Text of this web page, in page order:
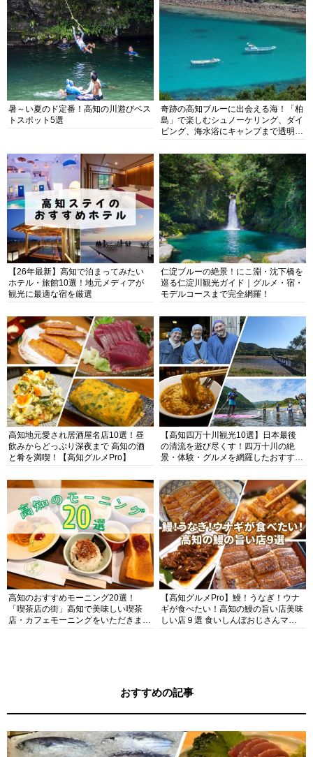
暑～い夏のド定番！高知の川遊びベス
トスポット5選
奇跡の高知ブルーに出会える海！「柏
島」で楽しむシュノーケリング、ダイ
ビング、海水浴にキャンプまで透明度
【26年最新】高知で泊まってみたい
ホテル・旅館10選！地元メディアが
観光に最適な宿を厳選
仁淀ブルーの絶景！にこ淵・沈下橋を
巡る仁淀川観光ガイド｜グルメ・宿・
モデルコースまで完全網羅！
高知地元愛され居酒屋名店10選！昼
飲みからどっぷり深夜まで 高知の酒
と肴を満喫！【高知グルメPro】
【高知四万十川観光10選】日本最後
の清流を遊び尽くす！四万十川の絶
景・体験・グルメを網羅したおすすめ
高知のおすすめモーニング20選！
「喫茶店の街」高知で美味しい喫茶
店・カフェモーニングをいただきま
【高知グルメPro】鰻！うなぎ！ウナ
ギが食べたい！高知の鰻の旨い店美味
しい店９選 食いしんぼおじさんマッ
おすすめの記事